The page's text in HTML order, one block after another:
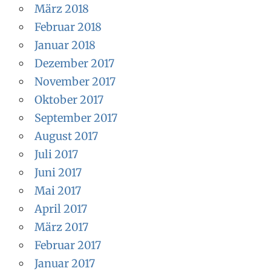
März 2018
Februar 2018
Januar 2018
Dezember 2017
November 2017
Oktober 2017
September 2017
August 2017
Juli 2017
Juni 2017
Mai 2017
April 2017
März 2017
Februar 2017
Januar 2017